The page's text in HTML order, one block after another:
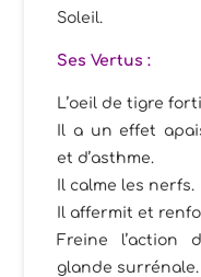
Soleil.
SesVertus :
L’oeil de tigre
Il a un effet
et d’asthme.
Il calme les nerfs.
Il affermit et
Freine l’action
glande surrénale.